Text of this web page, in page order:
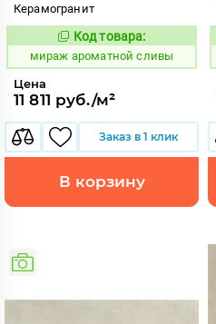
Керамогранит
984636
Код товара:
мираж ароматной сливы
Цена
11 811 руб./м²
Заказ в 1 клик
В корзину